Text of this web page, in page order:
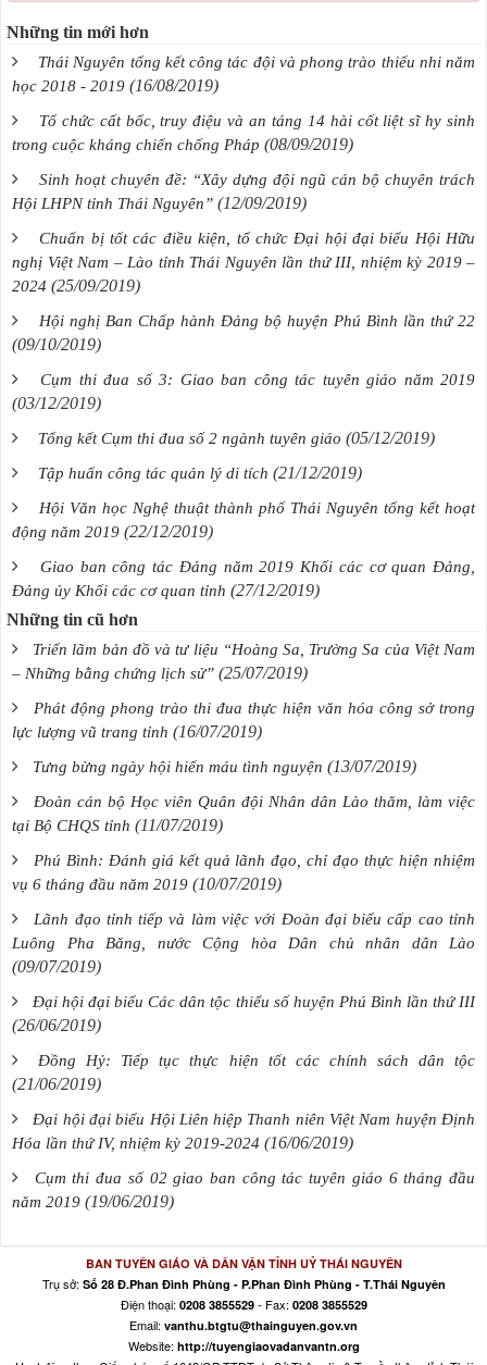
Những tin mới hơn
Thái Nguyên tổng kết công tác đội và phong trào thiếu nhi năm
học 2018 - 2019 (16/08/2019)
Tổ chức cất bốc, truy điệu và an táng 14 hài cốt liệt sĩ hy sinh
trong cuộc kháng chiến chống Pháp (08/09/2019)
Sinh hoạt chuyên đề: “Xây dựng đội ngũ cán bộ chuyên trách
Hội LHPN tỉnh Thái Nguyên” (12/09/2019)
Chuẩn bị tốt các điều kiện, tổ chức Đại hội đại biểu Hội Hữu
nghị Việt Nam – Lào tỉnh Thái Nguyên lần thứ III, nhiệm kỳ 2019 –
2024 (25/09/2019)
Hội nghị Ban Chấp hành Đảng bộ huyện Phú Bình lần thứ 22
(09/10/2019)
Cụm thi đua số 3: Giao ban công tác tuyên giáo năm 2019
(03/12/2019)
Tổng kết Cụm thi đua số 2 ngành tuyên giáo (05/12/2019)
Tập huấn công tác quản lý di tích (21/12/2019)
Hội Văn học Nghệ thuật thành phố Thái Nguyên tổng kết hoạt
động năm 2019 (22/12/2019)
Giao ban công tác Đảng năm 2019 Khối các cơ quan Đảng,
Đảng ủy Khối các cơ quan tỉnh (27/12/2019)
Những tin cũ hơn
Triển lãm bản đồ và tư liệu “Hoàng Sa, Trường Sa của Việt Nam
– Những bằng chứng lịch sử” (25/07/2019)
Phát động phong trào thi đua thực hiện văn hóa công sở trong
lực lượng vũ trang tỉnh (16/07/2019)
Tưng bừng ngày hội hiến máu tình nguyện (13/07/2019)
Đoàn cán bộ Học viên Quân đội Nhân dân Lào thăm, làm việc
tại Bộ CHQS tỉnh (11/07/2019)
Phú Bình: Đánh giá kết quả lãnh đạo, chỉ đạo thực hiện nhiệm
vụ 6 tháng đầu năm 2019 (10/07/2019)
Lãnh đạo tỉnh tiếp và làm việc với Đoàn đại biểu cấp cao tỉnh
Luông Pha Băng, nước Cộng hòa Dân chủ nhân dân Lào
(09/07/2019)
Đại hội đại biểu Các dân tộc thiểu số huyện Phú Bình lần thứ III
(26/06/2019)
Đồng Hỷ: Tiếp tục thực hiện tốt các chính sách dân tộc
(21/06/2019)
Đại hội đại biểu Hội Liên hiệp Thanh niên Việt Nam huyện Định
Hóa lần thứ IV, nhiệm kỳ 2019-2024 (16/06/2019)
Cụm thi đua số 02 giao ban công tác tuyên giáo 6 tháng đầu
năm 2019 (19/06/2019)
BAN TUYÊN GIÁO VÀ DÂN VẬN TỈNH UỶ THÁI NGUYÊN
Trụ sở: Số 28 Đ.Phan Đình Phùng - P.Phan Đình Phùng - T.Thái Nguyên
Điện thoại: 0208 3855529- Fax: 0208 3855529
Email: vanthu.btgtu@thainguyen.gov.vn
Website: http://tuyengiaovadanvantn.org